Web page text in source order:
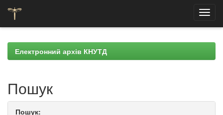
navigationЕлектронний архів КНУТД
Пошук
Пошук: